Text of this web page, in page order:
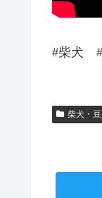
#柴犬 #
柴犬・